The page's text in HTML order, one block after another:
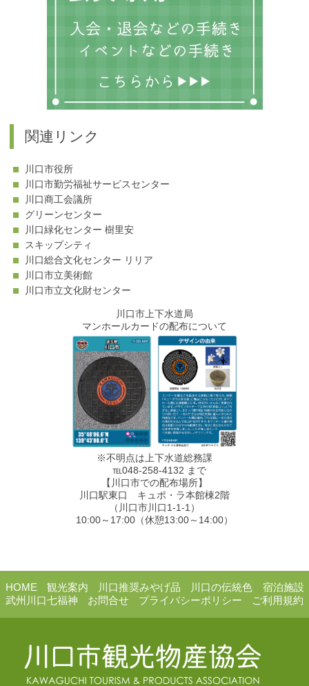
関連リンク
川口市役所
川口市勤労福祉サービスセンター
川口商工会議所
グリーンセンター
川口緑化センター 樹里安
スキップシティ
川口総合文化センター リリア
川口市立美術館
川口市立文化財センター
川口市上下水道局
マンホールカードの配布について
※不明点は上下水道総務課
℡048-258-4132 まで
【川口市での配布場所】
川口駅東口 キュポ・ラ本館棟2階
（川口市川口1-1-1）
10:00～17:00（休憩13:00～14:00）
HOME 観光案内 川口推奨みやげ品 川口の伝統色
宿泊施設
武州川口七福神
お問合せ プライバシーポリシー ご利用規約